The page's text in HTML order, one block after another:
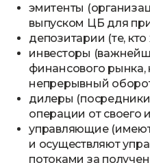
эмитенты
выпуском ЦБ для
депозитарии (те,
инвесторы
финансового рынка,
непрерывный
дилеры
операции от своего
управляющие
и осуществляют
потоками за